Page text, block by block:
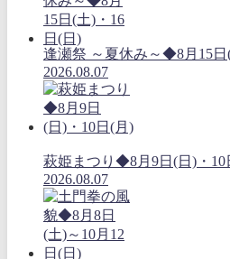
逢瀬祭 ～夏休み～◆8月15日
2026.08.07
萩姫まつり◆8月9日(日)・10
2026.08.07